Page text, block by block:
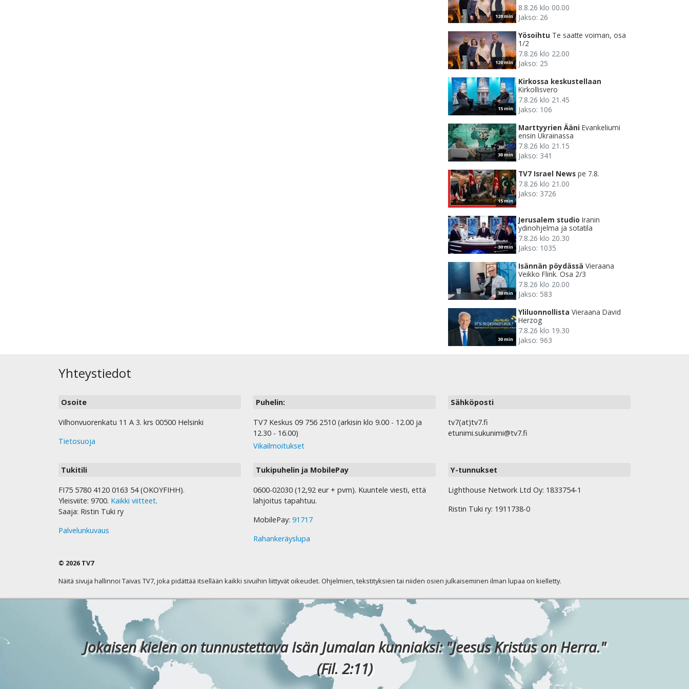
120 min
8.8.26 klo 00.00
Jakso: 26
120 min
Yösoihtu Te saatte voiman, osa
1/2
7.8.26 klo 22.00
Jakso: 25
15 min
Kirkossa keskustellaan
Kirkollisvero
7.8.26 klo 21.45
Jakso: 106
30 min
Marttyyrien Ääni Evankeliumi
ensin Ukrainassa
7.8.26 klo 21.15
Jakso: 341
15 min
TV7 Israel News pe 7.8.
7.8.26 klo 21.00
Jakso: 3726
30 min
Jerusalem studio Iranin
ydinohjelma ja sotatila
7.8.26 klo 20.30
Jakso: 1035
30 min
Isännän pöydässä Vieraana
Veikko Flink. Osa 2/3
7.8.26 klo 20.00
Jakso: 583
30 min
Yliluonnollista Vieraana David
Herzog
7.8.26 klo 19.30
Jakso: 963
Yhteystiedot
Osoite
Vilhonvuorenkatu 11 A 3. krs 00500 Helsinki
Tietosuoja
Puhelin:
TV7 Keskus 09 756 2510 (arkisin klo 9.00 - 12.00 ja
12.30 - 16.00)
Vikailmoitukset
Sähköposti
tv7(at)tv7.fi
etunimi.sukunimi@tv7.fi
Tukitili
FI75 5780 4120 0163 54 (OKOYFIHH).
Yleisviite: 9700. Kaikki viitteet.
Saaja: Ristin Tuki ry
Palvelunkuvaus
Tukipuhelin ja MobilePay
0600-02030 (12,92 eur + pvm). Kuuntele viesti, että
lahjoitus tapahtuu.
MobilePay: 91717
Rahankeräyslupa
Y-tunnukset
Lighthouse Network Ltd Oy: 1833754-1
Ristin Tuki ry: 1911738-0
© 2026 TV7
Näitä sivuja hallinnoi Taivas TV7, joka pidättää itsellään kaikki sivuihin liittyvät oikeudet. Ohjelmien, tekstityksien tai niiden osien julkaiseminen ilman lupaa on kielletty.
Jokaisen kielen on tunnustettava Isän Jumalan kunniaksi: "Jeesus Kristus on Herra."
(Fil. 2:11)